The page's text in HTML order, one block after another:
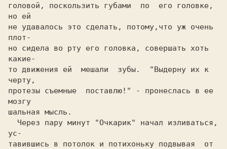
головой, поскользить губами  по  его головке,
но ей
не удавалось это сделать, потому,что уж очень
плот-
но сидела во рту его головка, совершать хоть
какие-
то движения ей  мешали  зубы.  "Выдерну их к
черту,
протезы съемные  поставлю!" - пронеслась в ее
мозгу
шальная мысль.
ус-
тавившись в потолок и потихоньку подвывая  от